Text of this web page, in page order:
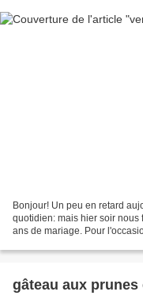
Bonjour! Un peu en retard
quotidien: mais hier soir nous
ans de mariage. Pour
gâteau aux